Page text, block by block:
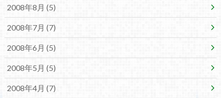
2008年8月 (5)
2008年7月 (7)
2008年6月 (5)
2008年5月 (5)
2008年4月 (7)